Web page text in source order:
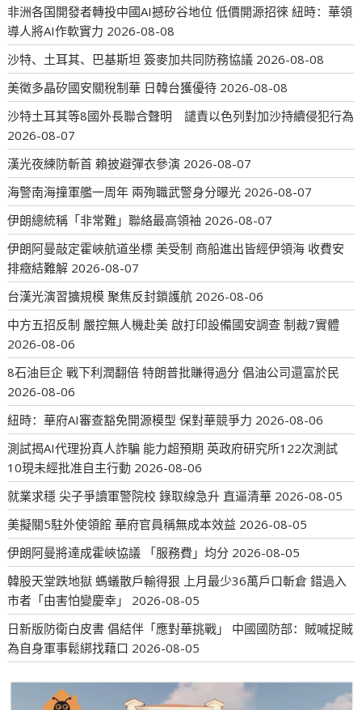
非洲各国開發者轉投中國AI撼矽谷地位 低價開源招徠 紐時：華領
導人將AI作軟實力 2026-08-08
沙特、土耳其、巴基斯坦 簽麥加共同防務協議 2026-08-08
美徵多晶矽國安關稅制華 日韓台獲優待 2026-08-08
沙特土耳其等8國外長聯合聲明 譴責以色列對加沙持續侵犯行為
2026-08-07
漢光夜練防斬首 賴披避彈衣參演 2026-08-07
海警南海撞軍艦一周年 兩殉職武警身分曝光 2026-08-07
伊朗總統稱「非常難」聯絡最高領袖 2026-08-07
伊朗阿曼敲定霍峽航道坐標 美受制 商船進出皆經伊領海 收費安
排癥結難解 2026-08-07
台漢光演習擴規模 聚焦反封鎖護航 2026-08-06
中方五招反制 嚴控無人機赴美 啟打印設備國安調查 制裁7實體
2026-08-06
8石油巨企 戰下利潤翻倍 特朗普批賺得過分 倡油公司還富於民
2026-08-06
紐時：華府AI審查豁免開源模型 保對華競爭力 2026-08-06
測試揭AI代理扮真人詐騙 能力超預期 英政府研究所122次測試
10現未經批准自主行動 2026-08-06
就業求穩 尖子爭讀軍警院校 錄取線急升 直逼清華 2026-08-05
美擬關5駐外使領館 華府官員稱無成本效益 2026-08-05
伊朗阿曼將達成霍峽協議 「服務費」均分 2026-08-05
韓股天堂跌地獄 螞蟻散戶輸得狠 上月最少36萬戶口斬倉 錯過入
市者「由害怕變慶幸」
2026-08-05
日新版防衛白皮書 倡結伴「應對華挑戰」 中國國防部：賊喊捉賊
為自身軍事鬆綁找藉口 2026-08-05